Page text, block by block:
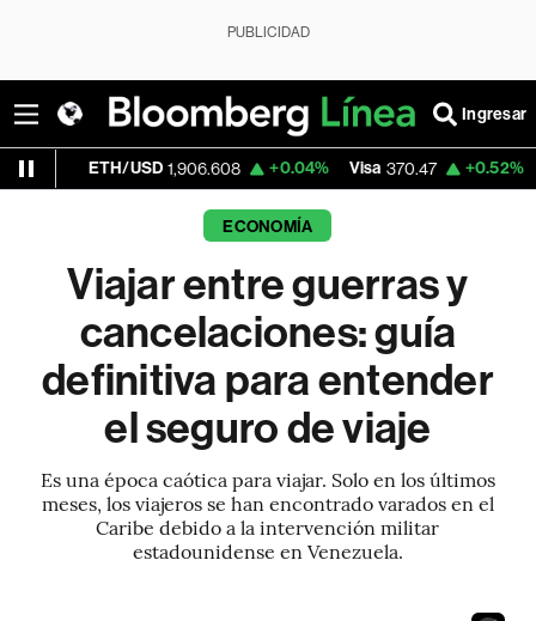
PUBLICIDAD
Ingresar
1,906.608 +0.04% Visa 370.47 +0.52%
ECONOMÍA
Viajar entre guerras y
cancelaciones: guía
definitiva para entender
el seguro de viaje
Es una época caótica para viajar. Solo en los últimos
meses, los viajeros se han encontrado varados en el
Caribe debido a la intervención militar
estadounidense en Venezuela.